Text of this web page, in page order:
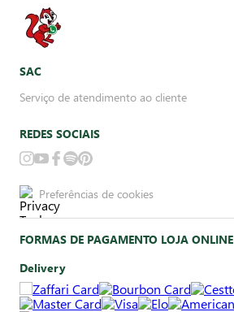
SAC
Serviço de atendimento ao cliente
REDES SOCIAIS
Preferências de cookies
FORMAS DE PAGAMENTO LOJA ONLINE
Delivery